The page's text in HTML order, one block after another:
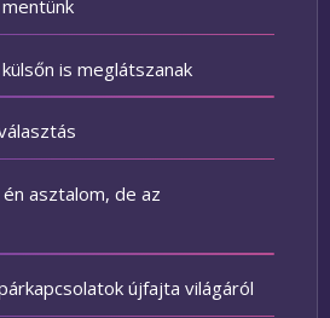
is meglátszanak
asztalom, de az
újfajta világáról